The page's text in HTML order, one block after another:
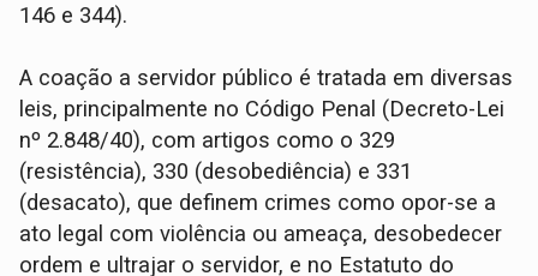
146 e 344).
A coação a servidor público é tratada em diversas
leis, principalmente no Código Penal (Decreto-Lei
nº 2.848/40), com artigos como o 329
(resistência), 330 (desobediência) e 331
(desacato), que definem crimes como opor-se a
ato legal com violência ou ameaça, desobedecer
ordem e ultrajar o servidor, e no Estatuto do